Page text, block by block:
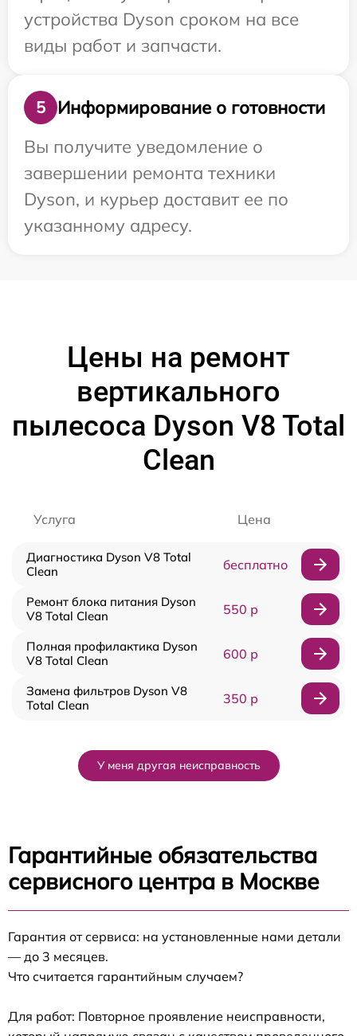
устройства Dyson сроком на все
виды работ и запчасти.
5
Информирование о готовности
Вы получите уведомление о
завершении ремонта техники
Dyson, и курьер доставит ее по
указанному адресу.
Цены на ремонт
вертикального
пылесоса Dyson V8 Total
Clean
Услуга Цена
Диагностика Dyson V8 Total
Clean
бесплатно
Ремонт блока питания Dyson
V8 Total Clean
550 р
Полная профилактика Dyson
V8 Total Clean
600 р
Замена фильтров Dyson V8
Total Clean
350 р
У меня другая неисправность
Гарантийные обязательства
сервисного центра в Москве
Гарантия от сервиса: на установленные нами детали
— до 3 месяцев.
Что считается гарантийным случаем?
Для работ: Повторное проявление неисправности,